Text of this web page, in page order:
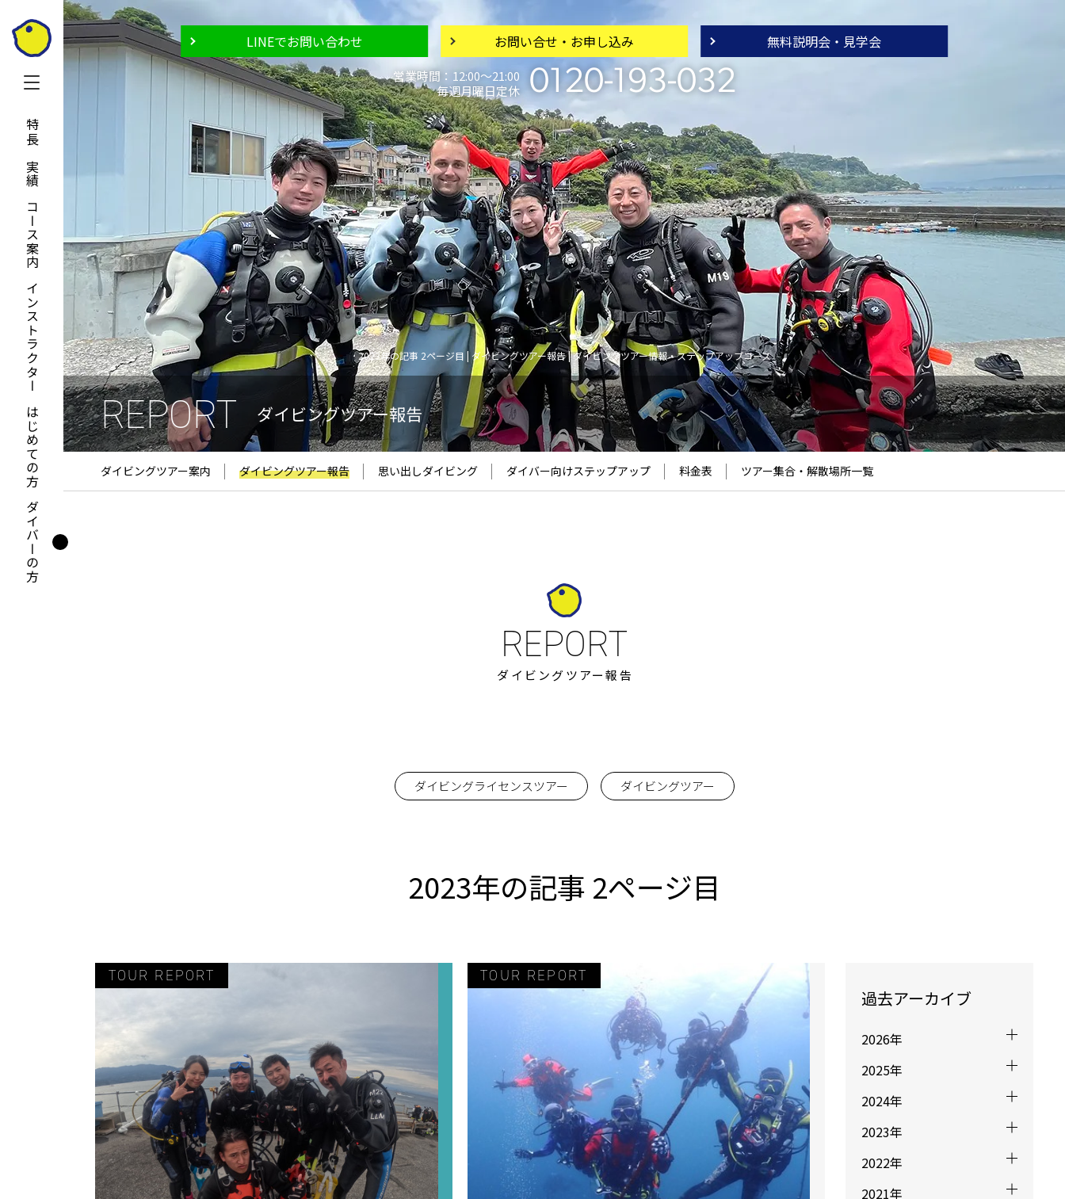
2023年の記事 2ページ目 | ダイビングツアー報告 | ダイビングツアー情報・ステップアップコース
LINEでお問い合わせ お問い合せ・ お申し込み 無料説明会・ 見学会
営業時間：12:00〜21:00
毎週月曜日定休 0120-193-032
特長と実績
コース案内
インストラクター
はじめての方
ダイバーの方
REPORT ダイビングツアー報告
ダイビングツアー案内 ダイビングツアー報告 思い出しダイビング ダイバー向けステップアップ 料金表 ツアー集合・解散場所一覧
ダイビングツアー報告
ダイビングライセンスツアー ダイビングツアー
2023年の記事 2ページ目
過去アーカイブ
2026年
2025年
2024年
2023年
2022年
2021年